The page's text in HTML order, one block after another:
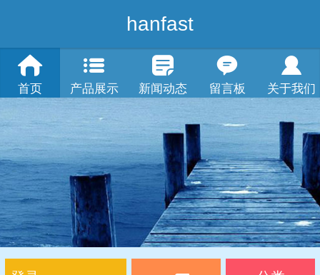
hanfast
首页 产品展示 新闻动态 留言板 关于我们